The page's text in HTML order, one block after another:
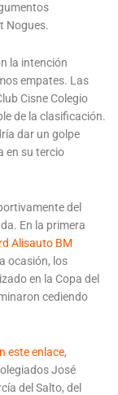
Nogues.
la intención
empates. Las
Cisne Colegio
de la clasificación.
dar un golpe
en su tercio
del
En la primera
Alisauto BM
ocasión, los
en la Copa del
cediendo
este enlace,
José
del Salto, del